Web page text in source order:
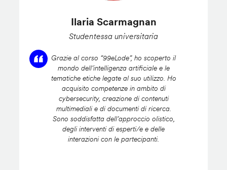
Ilaria Scarmagnan
Studentessa universitaria
Grazie al corso “99eLode”, ho scoperto il
mondo dell’intelligenza artificiale e le
tematiche etiche legate al suo utilizzo. Ho
acquisito competenze in ambito di
cybersecurity, creazione di contenuti
multimediali e di documenti di ricerca.
Sono soddisfatta dell’approccio olistico,
degli interventi di esperti/e e delle
interazioni con le partecipanti.